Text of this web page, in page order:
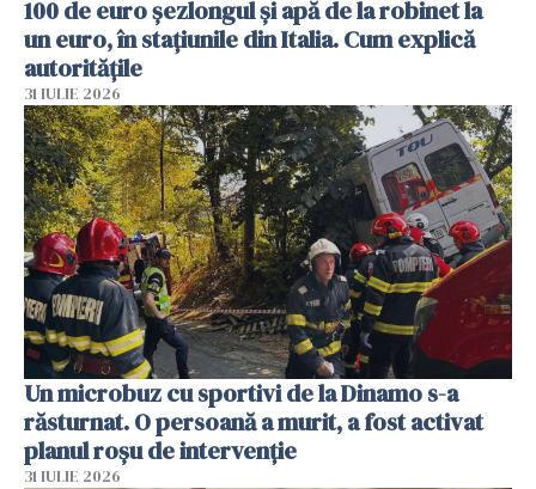
100 de euro șezlongul și apă de la robinet la
un euro, în stațiunile din Italia. Cum explică
autoritățile
31 IULIE 2026
Un microbuz cu sportivi de la Dinamo s-a
răsturnat. O persoană a murit, a fost activat
planul roșu de intervenție
31 IULIE 2026